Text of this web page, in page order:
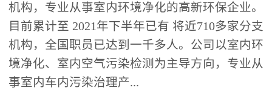
机构，专业从事室内环境净化的高新环保企业。
目前累计至 2021年下半年已有 将近710多家分支
机构，全国职员已达到一千多人。公司以室内环
境净化、室内空气污染检测为主导方向，专业从
事室内车内污染治理产...